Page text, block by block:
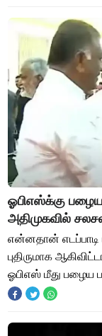
ஓபிஎஸ்க்கு
அதிமுகவில்
என்னதான் எடப்பாடி
புதிருமாக
ஓபிஎஸ் மீது பழைய
அதுதான் இப்போது